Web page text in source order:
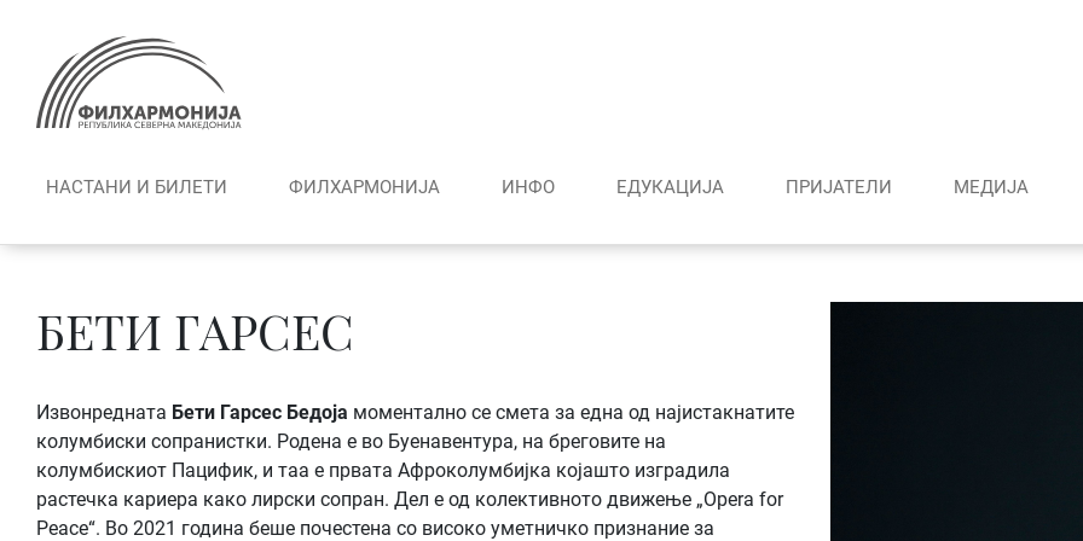
content
НАСТАНИ И БИЛЕТИ ФИЛХАРМОНИЈА ИНФО ЕДУКАЦИЈА ПРИЈАТЕЛИ МЕДИJА
БЕТИ ГАРСЕС
Извонредната Бети Гарсес Бедоја моментално се смета за една од најистакнатите
колумбиски сопранистки. Родена e во Буенавентура, на бреговите на
колумбискиот Пацифик, и таа е првата Афроколумбијка којашто изградила
растечка кариера како лирски сопран. Дел е од колективното движење „Opera for
Peace“. Во 2021 година беше почестена со високо уметничко признание за